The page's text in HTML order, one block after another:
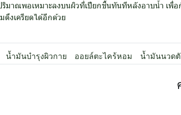
มาณพอเหมาะลงบนผิวที่เปียกชื้นทันทีหลังอาบน้ำ เพื่
ตึงเครียดได้อีกด้วย
น้ำมันบำรุงผิวกาย ออยล์ตะไคร้หอม น้ำมันนวด